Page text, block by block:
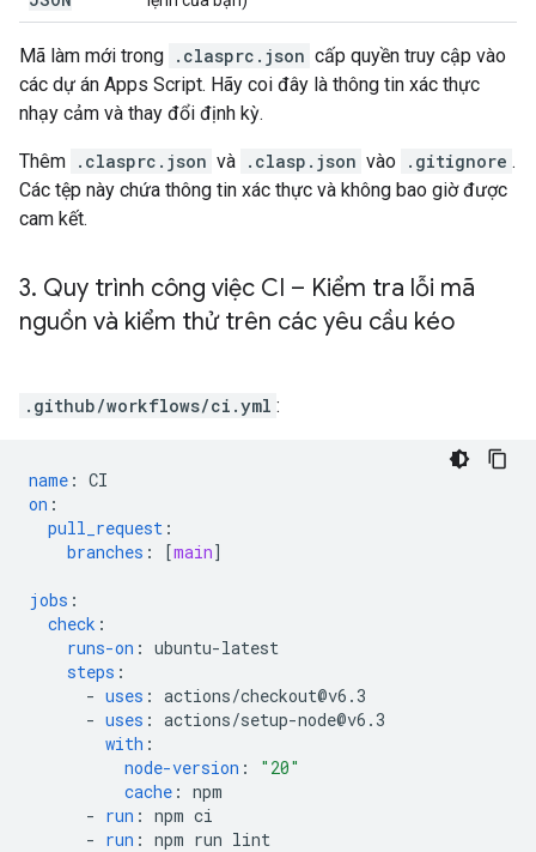
Mã làm mới trong .clasprc.json cấp quyền truy cập vào
các dự án Apps Script. Hãy coi đây là thông tin xác thực
nhạy cảm và thay đổi định kỳ.
Thêm .clasprc.json và .clasp.json vào .gitignore .
Các tệp này chứa thông tin xác thực và không bao giờ được
cam kết.
3. Quy trình công việc CI – Kiểm tra lỗi mã
nguồn và kiểm thử trên các yêu cầu kéo
.github/workflows/ci.yml :
name : CI
on :
pull_request :
branches : [main]
jobs :
check :
runs-on : ubuntu-latest
steps :
- uses : actions/checkout@v6.3
- uses : actions/setup-node@v6.3
with :
node-version :
"20"
cache : npm
- run : npm ci
- run : npm run lint